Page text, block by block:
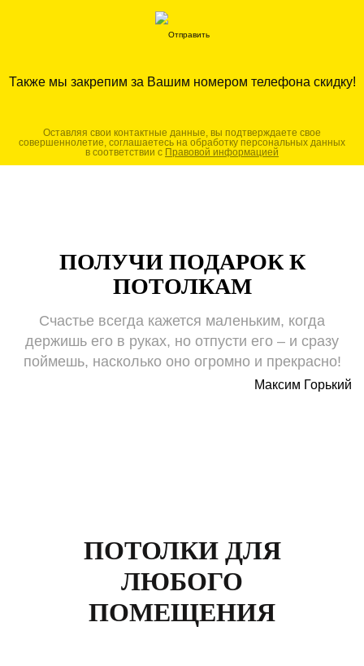
Также мы закрепим за Вашим номером телефона скидку!
Оставляя свои контактные данные, вы подтверждаете свое
совершеннолетие, соглашаетесь на обработку персональных данных
в соответствии с Правовой информацией
ПОЛУЧИ ПОДАРОК К
ПОТОЛКАМ
Счастье всегда кажется маленьким, когда
держишь его в руках, но отпусти его – и сразу
поймешь, насколько оно огромно и прекрасно!
Максим Горький
ПОТОЛКИ ДЛЯ
ЛЮБОГО
ПОМЕЩЕНИЯ